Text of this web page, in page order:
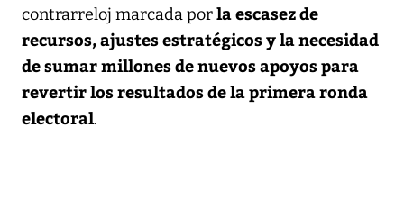
contrarreloj marcada porla escasez de
recursos, ajustes estratégicos y la necesidad
de sumar millones de nuevos apoyos para
revertir los resultados de la primera ronda
electoral.